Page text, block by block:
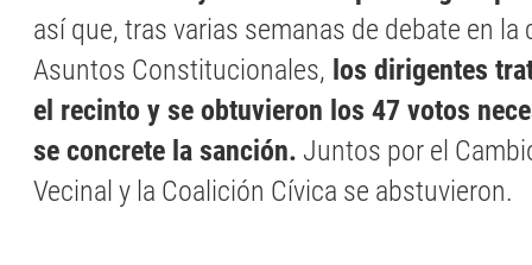
así que, tras varias semanas de debate en la
Asuntos Constitucionales, los dirigentes
el recinto y se obtuvieron los 47 votos
se concrete la sanción. Juntos por el
Vecinal y la Coalición Cívica se abstuvieron.